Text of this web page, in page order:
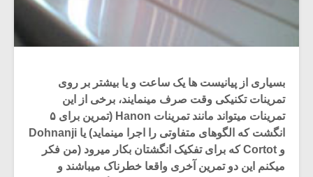
بسیاری از پیانیست ها یک ساعت و یا بیشتر بر روی
تمرینات تکنیکی وقت صرف مینمایند، برخی از این
تمرینات میتواند مانند تمرینات Hanon (تمرین برای ۵
انگشت که الگوهای متفاوتی را اجرا مینماید) یا Dohnanji
و Cortot که برای تفکیک انگشتان بکار میرود (من فکر
میکنم این دو تمرین آخری واقعا خطرناک میباشند و